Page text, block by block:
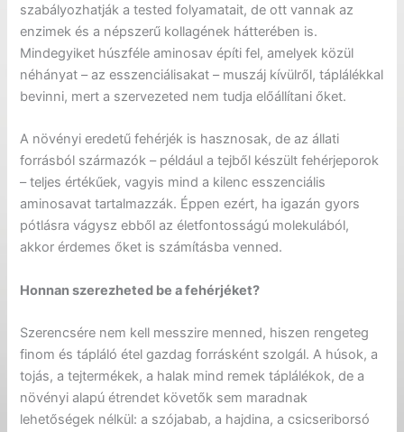
szabályozhatják a tested folyamatait, de ott vannak az
enzimek és a népszerű kollagének hátterében is.
Mindegyiket húszféle aminosav építi fel, amelyek közül
néhányat – az esszenciálisakat – muszáj kívülről, táplálékkal
bevinni, mert a szervezeted nem tudja előállítani őket.
A növényi eredetű fehérjék is hasznosak, de az állati
forrásból származók – például a tejből készült fehérjeporok
– teljes értékűek, vagyis mind a kilenc esszenciális
aminosavat tartalmazzák. Éppen ezért, ha igazán gyors
pótlásra vágysz ebből az életfontosságú molekulából,
akkor érdemes őket is számításba venned.
Honnan szerezheted be a fehérjéket?
Szerencsére nem kell messzire menned, hiszen rengeteg
finom és tápláló étel gazdag forrásként szolgál. A húsok, a
tojás, a tejtermékek, a halak mind remek táplálékok, de a
növényi alapú étrendet követők sem maradnak
lehetőségek nélkül: a szójabab, a hajdina, a csicseriborsó